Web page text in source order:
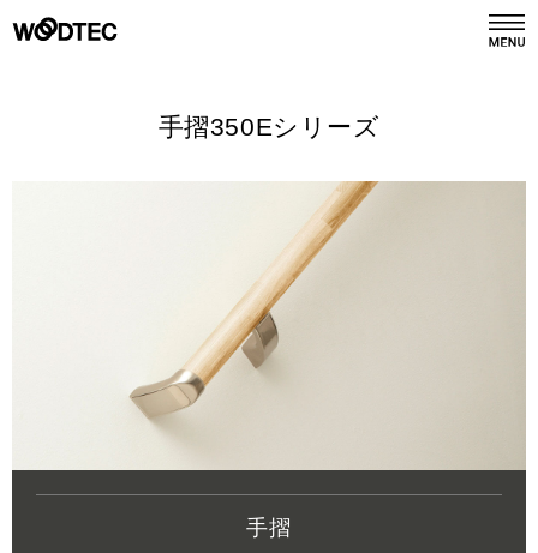
デジタルカタログ カタログ請求
REFORM
COMPANY INFO
手摺350Eシリーズ
手摺